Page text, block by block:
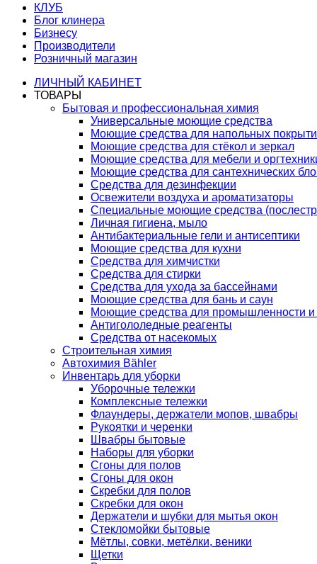
КЛУБ
Блог клинера
Бизнесу
Производители
Розничный магазин
ЛИЧНЫЙ КАБИНЕТ
ТОВАРЫ
Бытовая и профессиональная химия
Универсальные моющие средства
Моющие средства для напольных
Моющие средства для стёкол и зеркал
Моющие средства для мебели и
Моющие средства для сантехнических
Средства для дезинфекции
Освежители воздуха и ароматизаторы
Специальные моющие средства
Личная гигиена, мыло
Антибактериальные гели и антисептики
Моющие средства для кухни
Средства для химчистки
Средства для стирки
Средства для ухода за бассейнами
Моющие средства для бань и саун
Моющие средства для промышленности и
Антигололедные реагенты
Средства от насекомых
Строительная химия
Автохимия Bähler
Инвентарь для уборки
Уборочные тележки
Комплексные тележки
Флаундеры, держатели мопов, швабры
Рукоятки и черенки
Швабры бытовые
Наборы для уборки
Сгоны для полов
Сгоны для окон
Скребки для полов
Скребки для окон
Держатели и шубки для мытья окон
Стекломойки бытовые
Мётлы, совки, метёлки, веники
Щетки